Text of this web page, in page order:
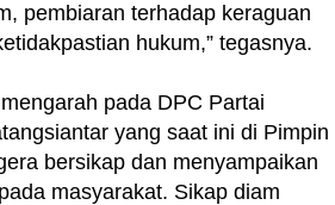
pembiaran terhadap keraguan
hukum,” tegasnya.
pada DPC Partai
yang saat ini di Pimpin
bersikap dan menyampaikan
masyarakat. Sikap diam